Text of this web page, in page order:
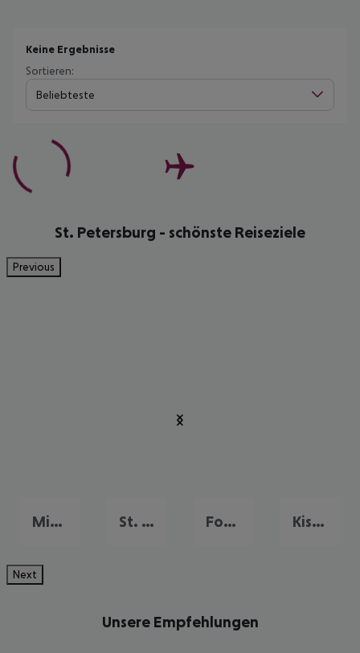
Keine Ergebnisse
Sortieren:
Beliebteste
St. Petersburg - schönste Reiseziele
Previous
Miami Beach St. Pete Beach Fort Lauderdale Kissimmee
Next
Unsere Empfehlungen